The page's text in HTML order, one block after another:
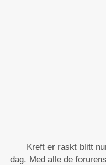
Kreft er raskt blitt
dag. Med alle de